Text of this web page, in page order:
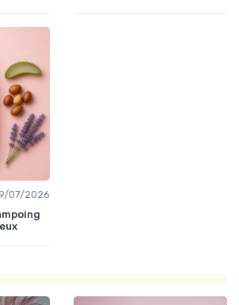
07/2026